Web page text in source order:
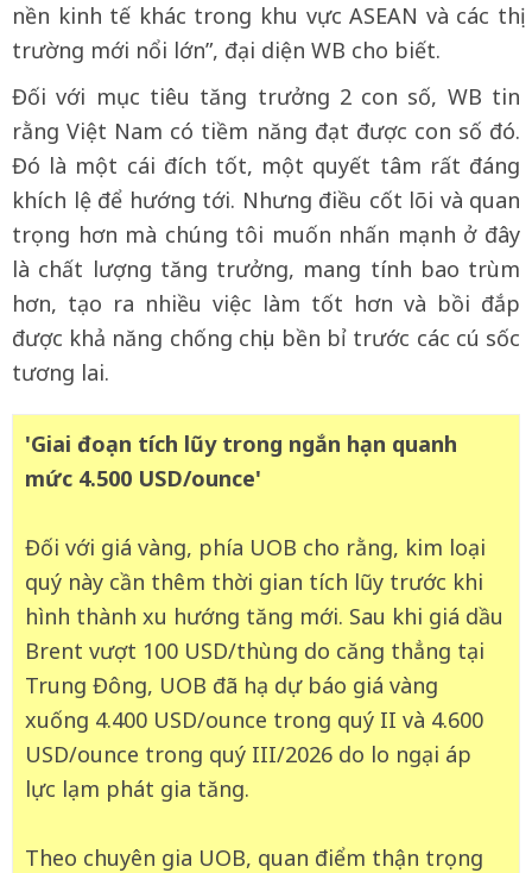
nền kinh tế khác trong khu vực ASEAN và các thị
trường mới nổi lớn”, đại diện WB cho biết.
Đối với mục tiêu tăng trưởng 2 con số, WB tin
rằng Việt Nam có tiềm năng đạt được con số đó.
Đó là một cái đích tốt, một quyết tâm rất đáng
khích lệ để hướng tới. Nhưng điều cốt lõi và quan
trọng hơn mà chúng tôi muốn nhấn mạnh ở đây
là chất lượng tăng trưởng, mang tính bao trùm
hơn, tạo ra nhiều việc làm tốt hơn và bồi đắp
được khả năng chống chịu bền bỉ trước các cú sốc
tương lai.
'Giai đoạn tích lũy trong ngắn hạn quanh
mức 4.500 USD/ounce'
Đối với giá vàng, phía UOB cho rằng, kim loại
quý này cần thêm thời gian tích lũy trước khi
hình thành xu hướng tăng mới. Sau khi giá dầu
Brent vượt 100 USD/thùng do căng thẳng tại
Trung Đông, UOB đã hạ dự báo giá vàng
xuống 4.400 USD/ounce trong quý II và 4.600
USD/ounce trong quý III/2026 do lo ngại áp
lực lạm phát gia tăng.
Theo chuyên gia UOB, quan điểm thận trọng